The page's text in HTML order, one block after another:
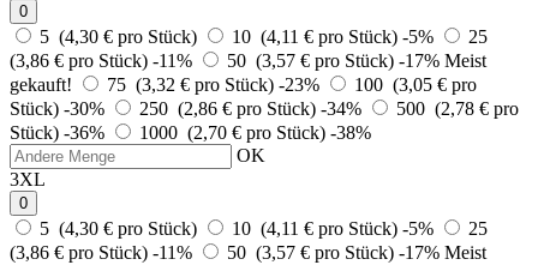
0
5 (4,30 € pro Stück) 10 (4,11 € pro Stück) -5%
25
(3,86 € pro Stück) -11% 50 (3,57 € pro Stück) -17% Meist
gekauft!
75 (3,32 € pro Stück) -23%
100 (3,05 € pro
Stück) -30% 250 (2,86 € pro Stück) -34%
500 (2,78 € pro
Stück) -36% 1000 (2,70 € pro Stück) -38%
OK
3XL
0
5 (4,30 € pro Stück) 10 (4,11 € pro Stück) -5%
25
(3,86 € pro Stück) -11% 50 (3,57 € pro Stück) -17% Meist